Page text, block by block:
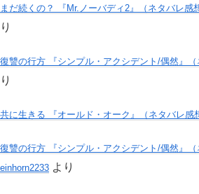
まだ続くの？ 『Mr.ノーバディ2』（ネタバレ感
り
復讐の行方 『シンプル・アクシデント/偶然』（
り
共に生きる 『オールド・オーク』（ネタバレ感
復讐の行方 『シンプル・アクシデント/偶然』（
einhorn2233 より